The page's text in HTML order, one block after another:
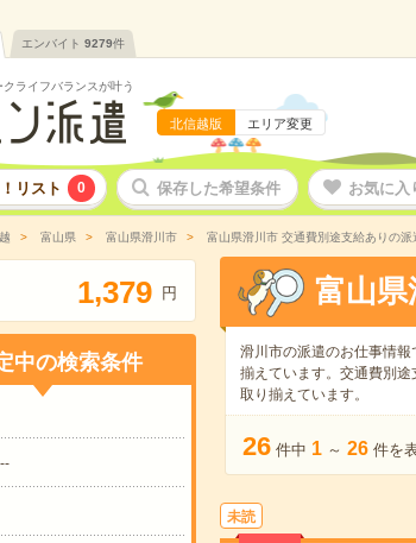
エンバイト 9279件
ライフバランスが叶う
北信越版 エリア変更
リスト 0 保存した希望条件 お気に入
富山県 富山県滑川市 富山県滑川市 交通費別途支給ありの派
1,379 円
中の検索条件
富山
滑川市の派遣のお仕事情報
揃えています。交通費別途
取り揃えています。
26 件中 1 ～ 26 件を
未読